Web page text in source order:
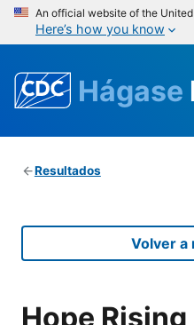
An official website of the
Here’s how you know
Hágase
Resultados
Volver a
Hope